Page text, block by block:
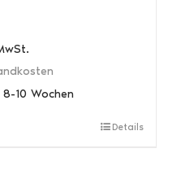
10 Wochen
Details